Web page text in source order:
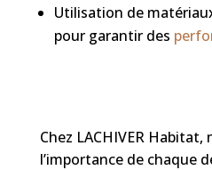
Utilisation de
pour garantir des
Chez LACHIVER
l’importance de chaque